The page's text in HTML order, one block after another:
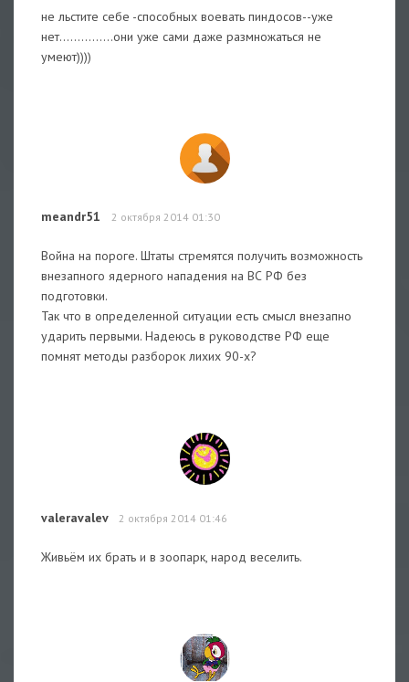
не льстите себе -способных воевать пиндосов--уже
нет...............они уже сами даже размножаться не
умеют))))
meandr51 2 октября 2014 01:30
Война на пороге. Штаты стремятся получить возможность
внезапного ядерного нападения на ВС РФ без
подготовки.
Так что в определенной ситуации есть смысл внезапно
ударить первыми. Надеюсь в руководстве РФ еще
помнят методы разборок лихих 90-х?
valeravalev 2 октября 2014 01:46
Живьём их брать и в зоопарк, народ веселить.